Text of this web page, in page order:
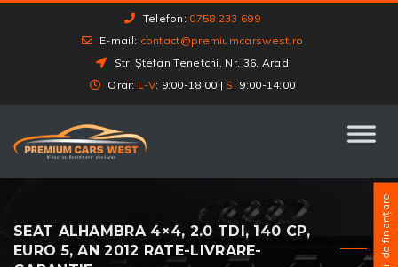
Telefon: 0758 233 699
E-mail: contact@premiumcarswest.ro
Str. Ștefan Tenetchi, Nr. 36, Arad
Orar: L-V: 9:00-18:00 | S : 9:00-14:00
SEAT ALHAMBRA 4×4, 2.0 TDI, 140 CP,
EURO 5, AN 2012 RATE-LIVRARE-
Soluții de finanțare